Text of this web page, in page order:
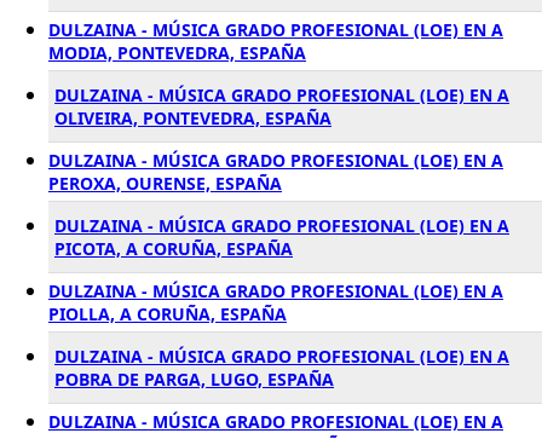
DULZAINA - MÚSICA GRADO PROFESIONAL (LOE) EN A
MODIA, PONTEVEDRA, ESPAÑA
DULZAINA - MÚSICA GRADO PROFESIONAL (LOE) EN A
OLIVEIRA, PONTEVEDRA, ESPAÑA
DULZAINA - MÚSICA GRADO PROFESIONAL (LOE) EN A
PEROXA, OURENSE, ESPAÑA
DULZAINA - MÚSICA GRADO PROFESIONAL (LOE) EN A
PICOTA, A CORUÑA, ESPAÑA
DULZAINA - MÚSICA GRADO PROFESIONAL (LOE) EN A
PIOLLA, A CORUÑA, ESPAÑA
DULZAINA - MÚSICA GRADO PROFESIONAL (LOE) EN A
POBRA DE PARGA, LUGO, ESPAÑA
DULZAINA - MÚSICA GRADO PROFESIONAL (LOE) EN A